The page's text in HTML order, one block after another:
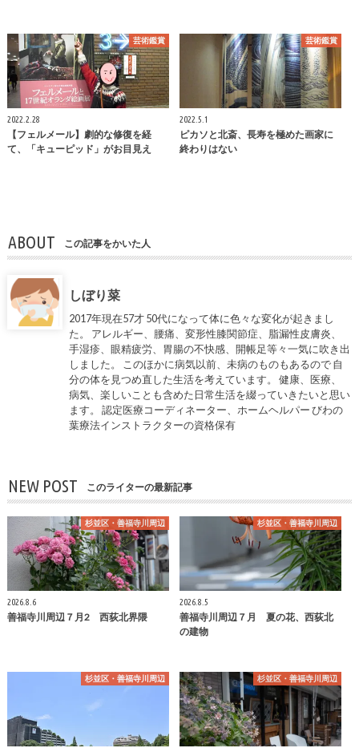
芸術鑑賞
2022.2.28
【フェルメール】劇的な修復を経
て、「キューピッド」がお目見え
芸術鑑賞
2022.5.1
ピカソと北斎、長寿を極めた画家に
終わりはない
ABOUT この記事をかいた人
しぼり菜
2017年現在57才 50代になって体に色々な変化が起きまし
た。 アレルギー、腰痛、変形性膝関節症、脂漏性皮膚炎、
手湿疹、眼精疲労、胃腸の不快感、開帳足等々一気に吹き出
しました。 このほかに病気以前、未病のものもあるので 自
分の体を見つめ直した生活を考えています。 健康、医療、
病気、楽しいことも含めた日常生活を綴っていきたいと思い
ます。 認定医療コーディネーター、ホームヘルパー びわの
葉療法インストラクターの資格保有
NEW POST このライターの最新記事
杉並区・善福寺川周辺
2026.8.6
善福寺川周辺７月2 西荻北界隈
杉並区・善福寺川周辺
2026.8.5
善福寺川周辺７月 夏の花、西荻北
の建物
杉並区・善福寺川周辺 杉並区・善福寺川周辺